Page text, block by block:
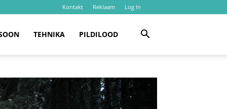
Kontakt Reklaam Log In
TEHNIKA PILDILOOD